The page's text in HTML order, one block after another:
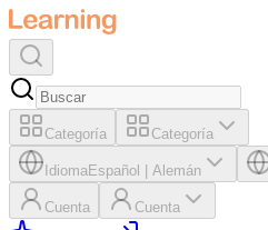
Categoría Categoría
IdiomaEspañol Alemán
Cuenta Cuenta